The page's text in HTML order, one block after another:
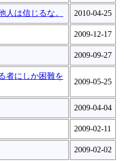
人は信じるな。 2010-04-25
2009-12-17
2009-09-27
者にしか困難を
2009-05-25
2009-04-04
2009-02-11
2009-02-02